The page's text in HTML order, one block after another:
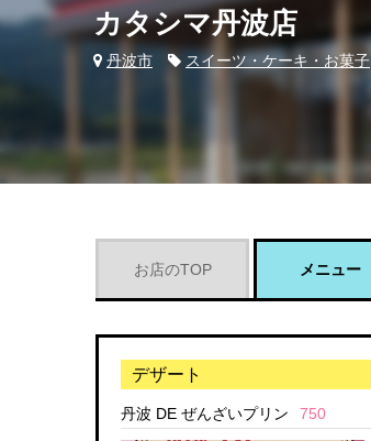
カタシマ丹波店
丹波市 スイーツ・ケーキ・お菓子
お店のTOP メニュー
デザート
丹波 DE ぜんざいプリン 750